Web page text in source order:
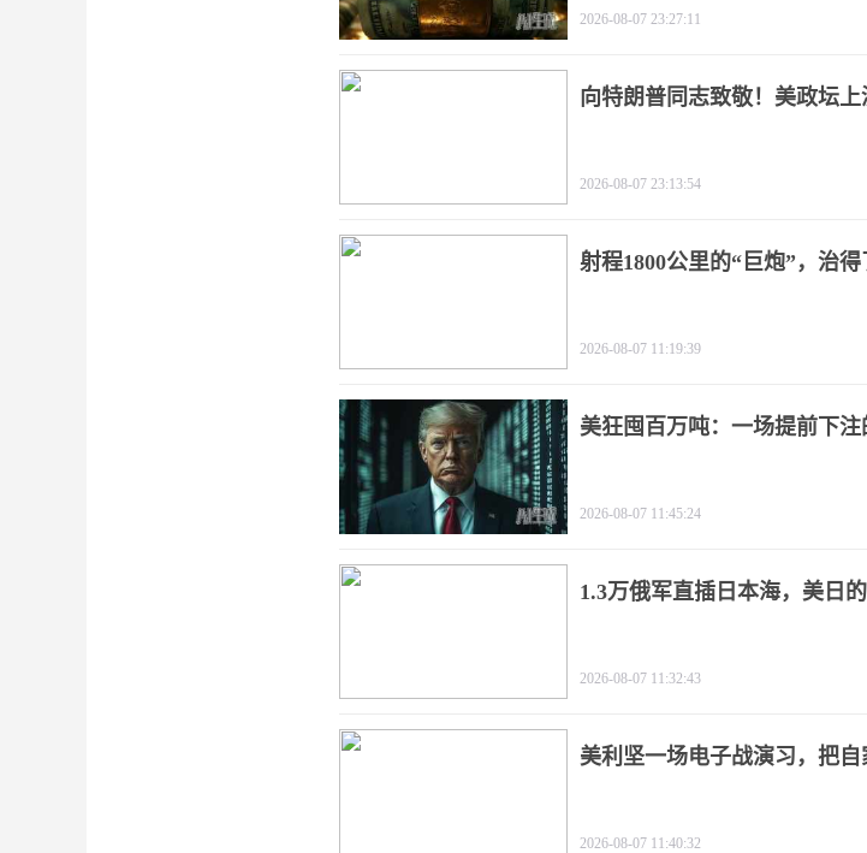
2026-08-07 23:27:11
向特朗普同志致敬！美政坛
2026-08-07 23:13:54
射程1800公里的“巨炮”，治得
2026-08-07 11:19:39
美狂囤百万吨：一场提前下注
2026-08-07 11:45:24
1.3万俄军直插日本海，美日
2026-08-07 11:32:43
美利坚一场电子战演习，把自
2026-08-07 11:40:32